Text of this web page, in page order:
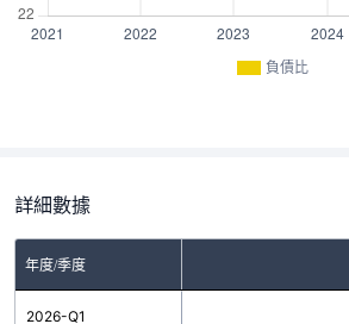
負債比
詳細數據
年度/季度
2026-Q1